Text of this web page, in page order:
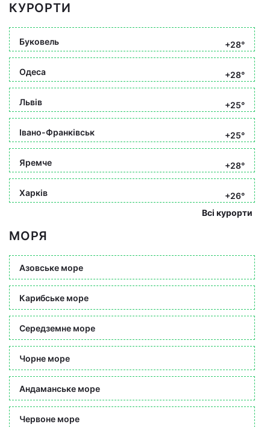
КУРОРТИ
Буковель +28°
Одеса +28°
Львів +25°
Івано-Франківськ +25°
Яремче +28°
Харків
+26°
Всі курорти
МОРЯ
Азовське море
Карибське море
Середземне море
Чорне море
Андаманське море
Червоне море